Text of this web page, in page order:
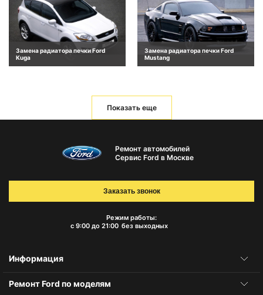
Замена радиатора печки Ford
Kuga
Замена радиатора печки Ford
Mustang
Показать еще
Ремонт автомобилей
Сервис Ford в Москве
Режим работы:
с 9:00 до 21:00 без выходных
Заказать звонок
Информация
Ремонт Ford по моделям